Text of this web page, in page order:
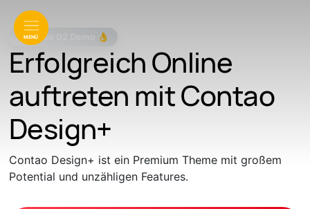
MENÜ
Creative 02 Demo 👌
Erfolgreich Online
auftreten mit Contao
Design+
Contao Design+ ist ein Premium Theme mit großem
Potential und unzähligen Features.